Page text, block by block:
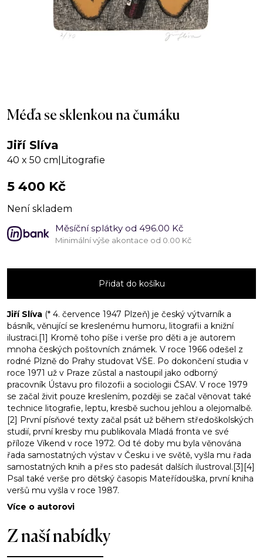
Méďa se sklenkou na čumáku
Jiří Slíva
40 x 50 cm Litografie
5 400 Kč
Není skladem
Měsíční splátky od 496.00 Kč
Minimální výše akontace od 0.00 Kč
se
na
čumáku
množství
Přidat do košíku
Jiří Slíva (* 4. července 1947 Plzeň) je český výtvarník a
básník, věnující se kreslenému humoru, litografii a knižní
ilustraci.[1] Kromě toho píše i verše pro děti a je autorem
mnoha českých poštovních známek. V roce 1966 odešel z
rodné Plzně do Prahy studovat VŠE. Po dokončení studia v
roce 1971 už v Praze zůstal a nastoupil jako odborný
pracovník Ústavu pro filozofii a sociologii ČSAV. V roce 1979
se začal živit pouze kreslením, později se začal věnovat také
technice litografie, leptu, kresbě suchou jehlou a olejomalbě.
[2] První písňové texty začal psát už během středoškolských
studií, první kresby mu publikovala Mladá fronta ve své
příloze Víkend v roce 1972. Od té doby mu byla věnována
řada samostatných výstav v Česku i ve světě, vyšla mu řada
samostatných knih a přes sto padesát dalších ilustroval.[3][4]
Psal také verše pro dětský časopis Mateřídouška, první kniha
veršů mu vyšla v roce 1987.
Více o autorovi
Z naší nabídky